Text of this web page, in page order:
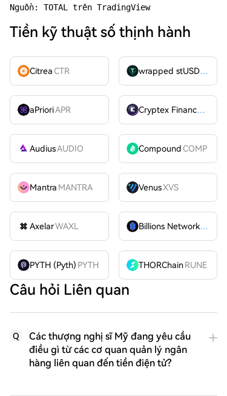
Nguồn: TOTAL trên TradingView
Tiền kỹ thuật số thịnh hành
CitreaCTR wrapped stUSDT
aPrioriAPR Cryptex FinanceCTX
AudiusAUDIO CompoundCOMP
Mantra MANTRA VenusXVS
AxelarWAXL Billions Network
BILL
PYTH (Pyth) PYTH THORChain RUNE
Câu hỏi Liên quan
Q
Các thượng nghị sĩ Mỹ đang yêu cầu
điều gì từ các cơ quan quản lý ngân
hàng liên quan đến tiền điện tử?